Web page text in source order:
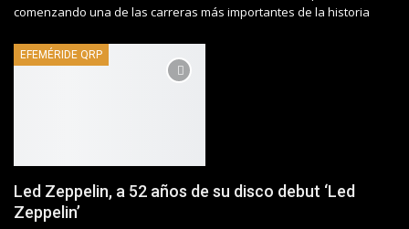
comenzando una de las carreras más importantes de la historia
EFEMÉRIDE QRP
Led Zeppelin, a 52 años de su disco debut ‘Led
Zeppelin’